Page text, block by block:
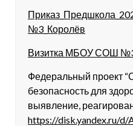
№3_Королёв
Визитка МБОУ СОШ №3
Федеральный проект
безопасность для
выявление,
https://disk.yandex.ru/d/